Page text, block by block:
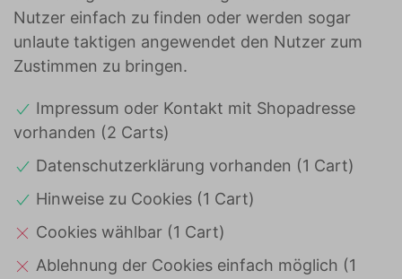
Nutzer einfach zu finden oder werden sogar
unlaute taktigen angewendet den Nutzer zum
Zustimmen zu bringen.
Impressum oder Kontakt mit Shopadresse
vorhanden (2 Carts)
Datenschutzerklärung vorhanden (1 Cart)
Hinweise zu Cookies (1 Cart)
Cookies wählbar (1 Cart)
Ablehnung der Cookies einfach möglich (1